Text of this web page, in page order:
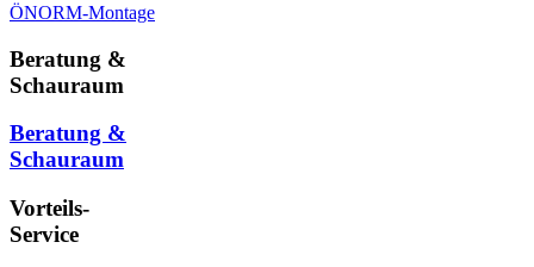
ÖNORM-Montage
Beratung &
Schauraum
Beratung &
Schauraum
Vorteils-
Service